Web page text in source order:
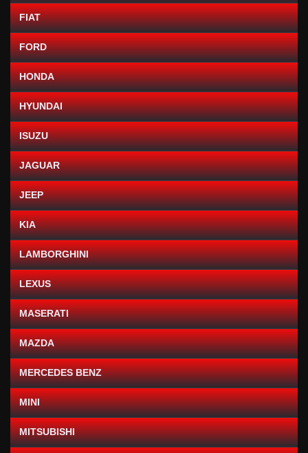
FIAT
FORD
HONDA
HYUNDAI
ISUZU
JAGUAR
JEEP
KIA
LAMBORGHINI
LEXUS
MASERATI
MAZDA
MERCEDES BENZ
MINI
MITSUBISHI